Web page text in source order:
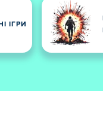
ІГРИ